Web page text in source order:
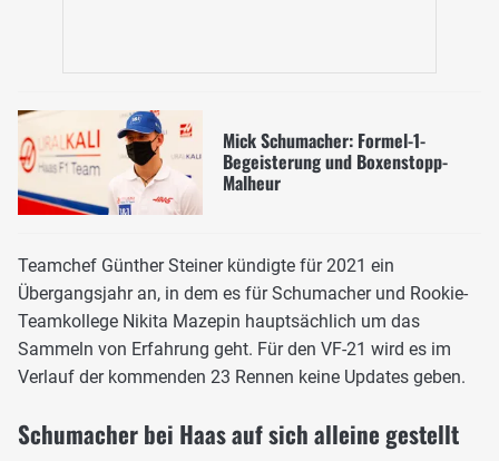
Mick Schumacher: Formel-1-
Begeisterung und Boxenstopp-
Malheur
Teamchef Günther Steiner kündigte für 2021 ein
Übergangsjahr an, in dem es für Schumacher und Rookie-
Teamkollege Nikita Mazepin hauptsächlich um das
Sammeln von Erfahrung geht. Für den VF-21 wird es im
Verlauf der kommenden 23 Rennen keine Updates geben.
Schumacher bei Haas auf sich alleine gestellt